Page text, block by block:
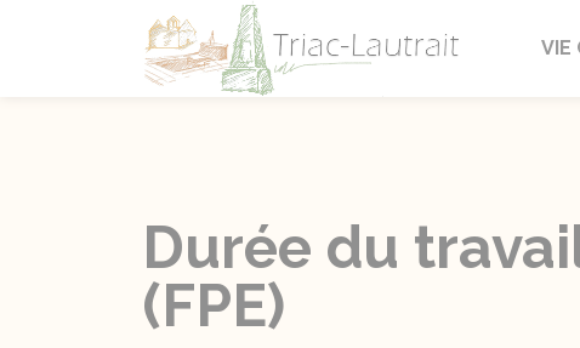
Triac-VIE
Durée du
(FPE)